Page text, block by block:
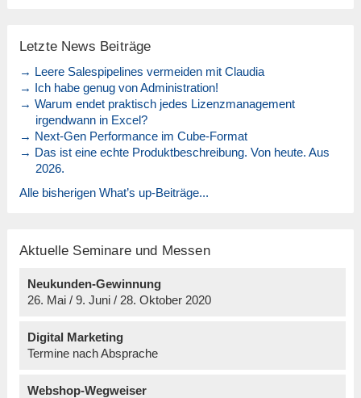
Letzte News Beiträge
→ Leere Salespipelines vermeiden mit Claudia
→ Ich habe genug von Administration!
→ Warum endet praktisch jedes Lizenzmanagement
irgendwann in Excel?
→ Next-Gen Performance im Cube-Format
→ Das ist eine echte Produktbeschreibung. Von heute. Aus
2026.
Alle bisherigen What’s up-Beiträge...
Aktuelle Seminare und Messen
Neukunden-Gewinnung
26. Mai / 9. Juni / 28. Oktober 2020
Digital Marketing
Termine nach Absprache
Webshop-Wegweiser